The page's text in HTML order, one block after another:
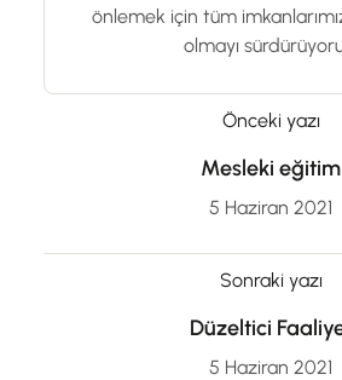
önlemek için tüm
olmayı
Önceki yazı
Mesleki eğitim
5 Haziran 2021
Sonraki yazı
Düzeltici
5 Haziran 2021